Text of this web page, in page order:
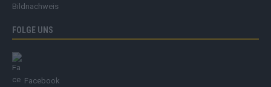
Bildnachweis
FOLGE UNS
Facebook